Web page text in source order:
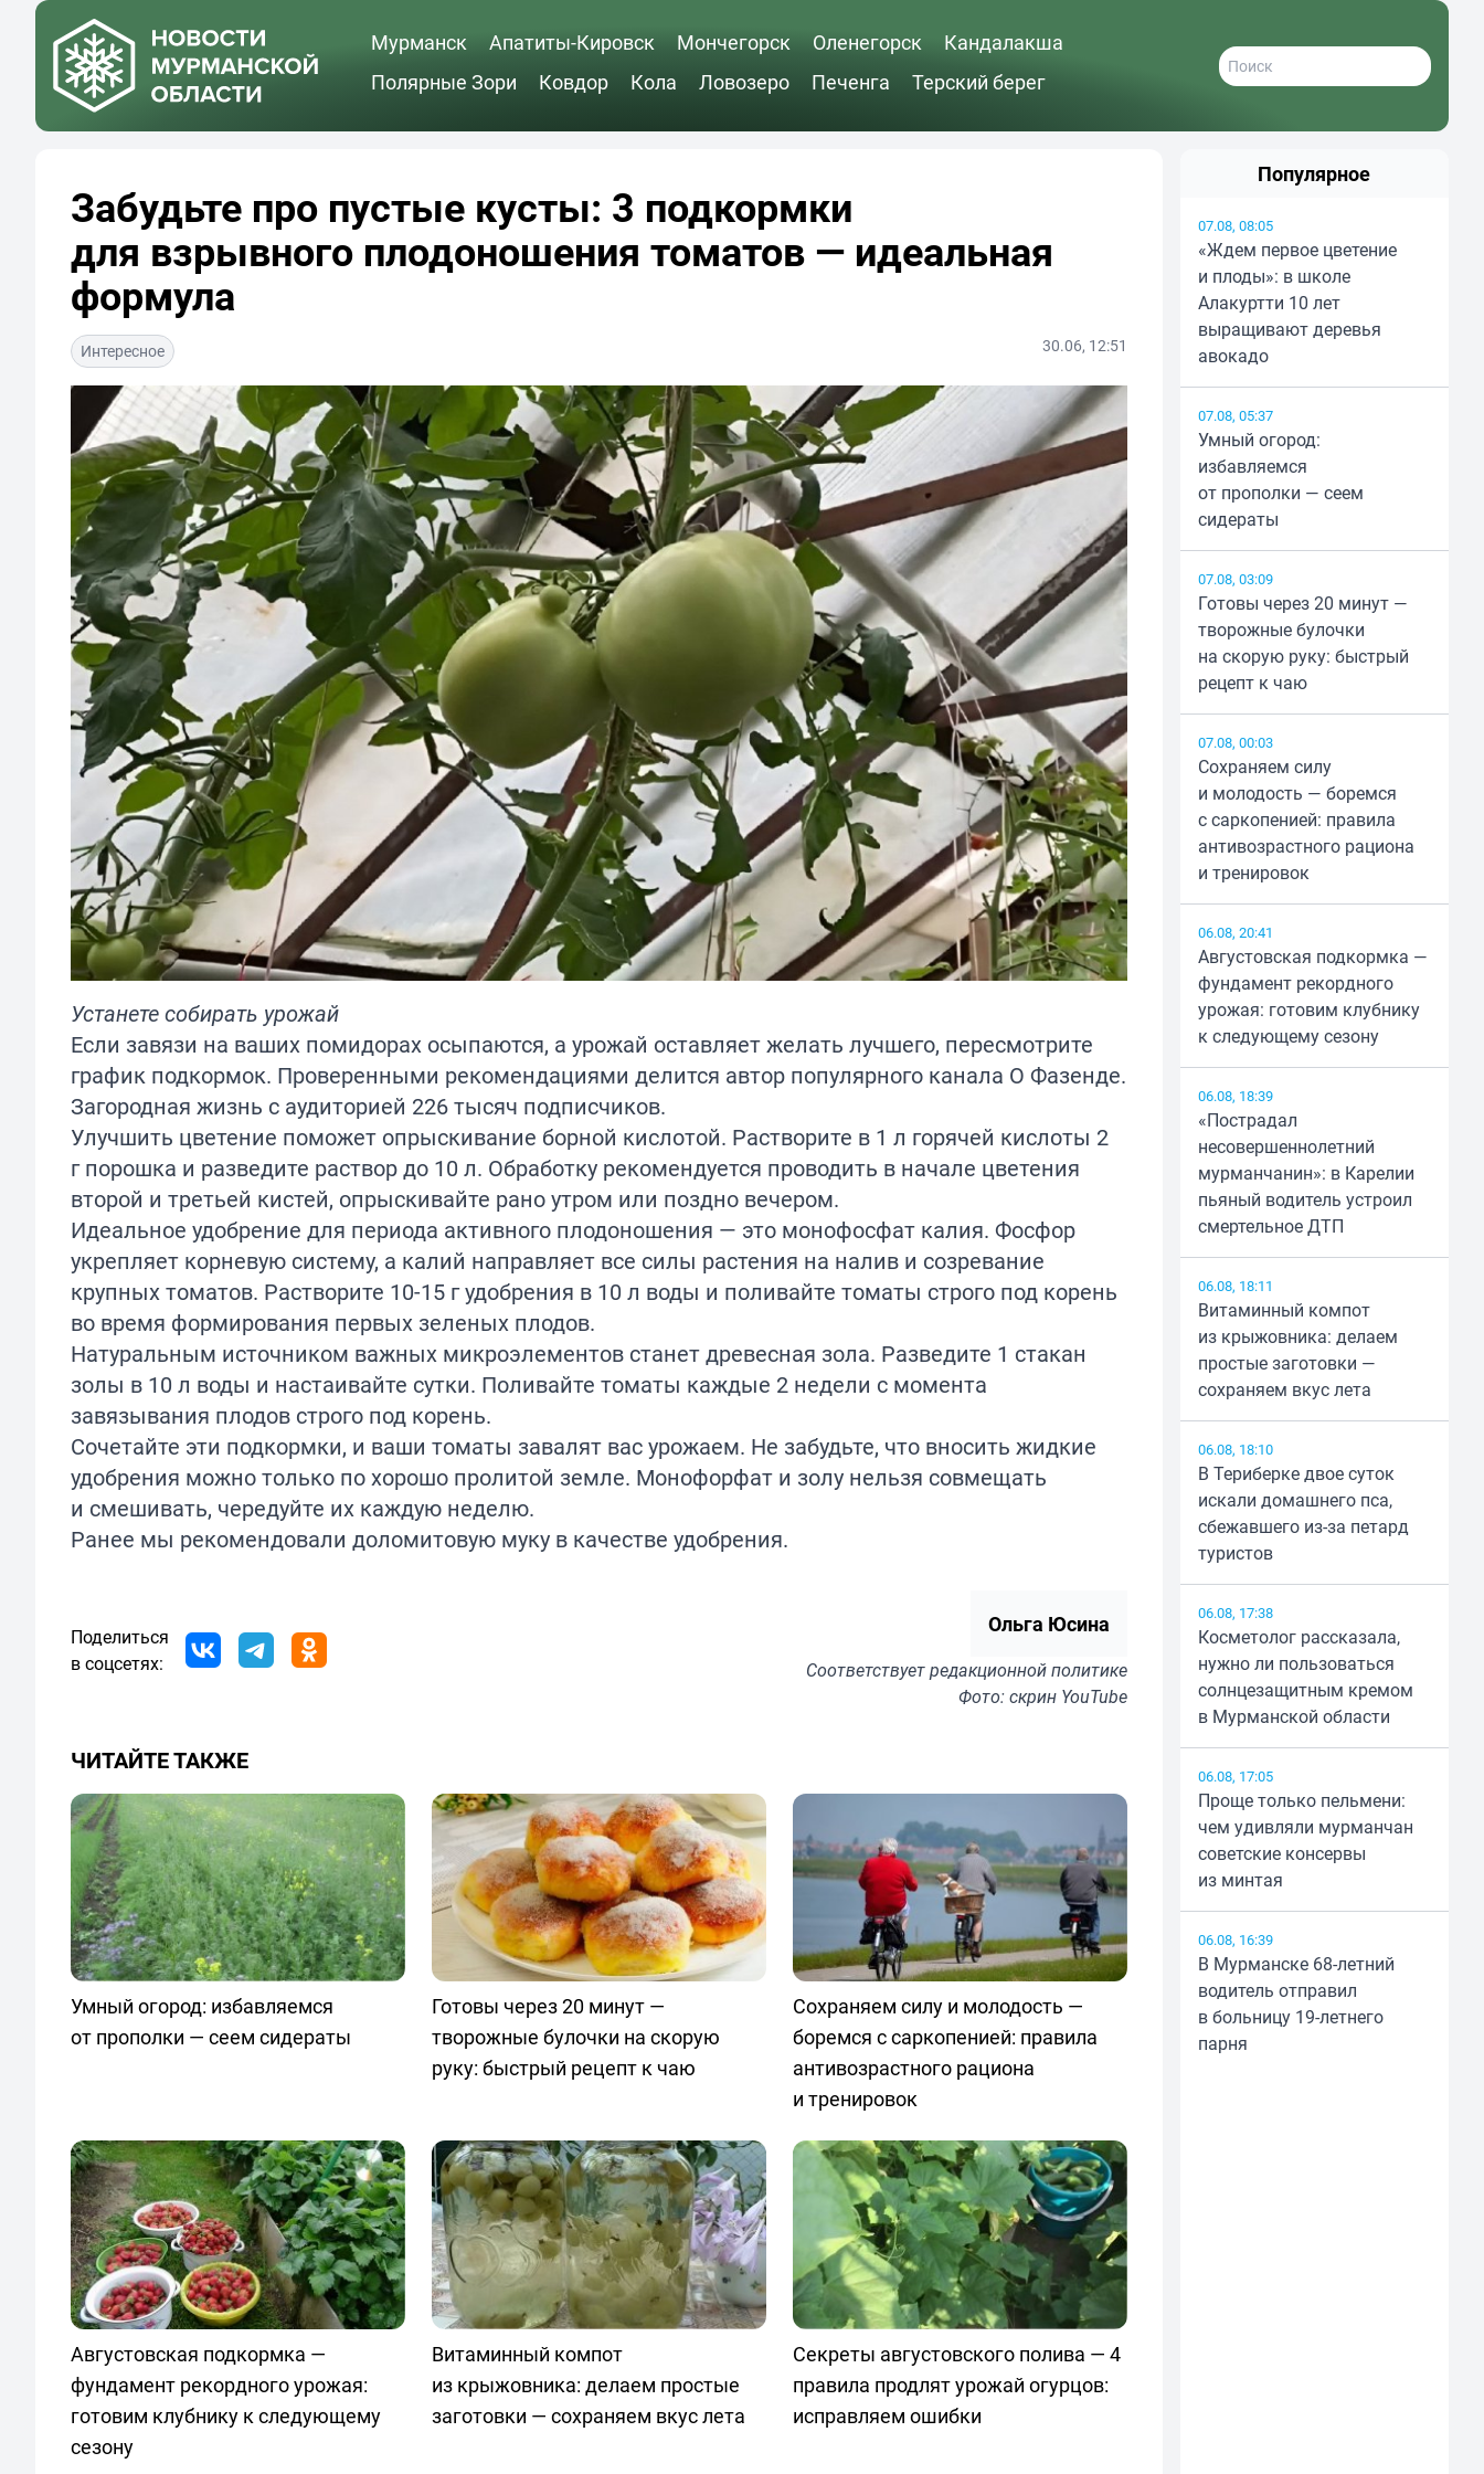
Мурманск Апатиты-Кировск Мончегорск Оленегорск
Кандалакша
Полярные Зори
Ковдор Кола Ловозеро Печенга Терский берег
Забудьте про пустые кусты: 3 подкормки
для взрывного плодоношения томатов — идеальная
формула
Интересное 30.06, 12:51
Устанете собирать урожай
Если завязи на ваших помидорах осыпаются, а урожай оставляет желать лучшего, пересмотрите
график подкормок. Проверенными рекомендациями делится автор популярного канала О Фазенде.
Загородная жизнь с аудиторией 226 тысяч подписчиков.
Улучшить цветение поможет опрыскивание борной кислотой. Растворите в 1 л горячей кислоты 2
г порошка и разведите раствор до 10 л. Обработку рекомендуется проводить в начале цветения
второй и третьей кистей, опрыскивайте рано утром или поздно вечером.
Идеальное удобрение для периода активного плодоношения — это монофосфат калия. Фосфор
укрепляет корневую систему, а калий направляет все силы растения на налив и созревание
крупных томатов. Растворите 10-15 г удобрения в 10 л воды и поливайте томаты строго под корень
во время формирования первых зеленых плодов.
Натуральным источником важных микроэлементов станет древесная зола. Разведите 1 стакан
золы в 10 л воды и настаивайте сутки. Поливайте томаты каждые 2 недели с момента
завязывания плодов строго под корень.
Сочетайте эти подкормки, и ваши томаты завалят вас урожаем. Не забудьте, что вносить жидкие
удобрения можно только по хорошо пролитой земле. Монофорфат и золу нельзя совмещать
и смешивать, чередуйте их каждую неделю.
Ранее мы рекомендовали доломитовую муку в качестве удобрения.
Поделиться
в соцсетях:
Ольга Юсина
Соответствуетредакционной политике
Фото: скрин YouTube
ЧИТАЙТЕ ТАКЖЕ
Умный огород: избавляемся
от прополки — сеем сидераты
Готовы через 20 минут —
творожные булочки на скорую
руку: быстрый рецепт к чаю
Сохраняем силу и молодость —
боремся с саркопенией: правила
антивозрастного рациона
и тренировок
Августовская подкормка —
фундамент рекордного урожая:
готовим клубнику к следующему
сезону
Витаминный компот
из крыжовника: делаем простые
заготовки — сохраняем вкус лета
Секреты августовского полива — 4
правила продлят урожай огурцов:
исправляем ошибки
Популярное
07.08, 08:05
«Ждем первое цветение
и плоды»: в школе
Алакуртти 10 лет
выращивают деревья
авокадо
07.08, 05:37
Умный огород:
избавляемся
от прополки — сеем
сидераты
07.08, 03:09
Готовы через 20 минут —
творожные булочки
на скорую руку: быстрый
рецепт к чаю
07.08, 00:03
Сохраняем силу
и молодость — боремся
с саркопенией: правила
антивозрастного рациона
и тренировок
06.08, 20:41
Августовская подкормка —
фундамент рекордного
урожая: готовим клубнику
к следующему сезону
06.08, 18:39
«Пострадал
несовершеннолетний
мурманчанин»: в Карелии
пьяный водитель устроил
смертельное ДТП
06.08, 18:11
Витаминный компот
из крыжовника: делаем
простые заготовки —
сохраняем вкус лета
06.08, 18:10
В Териберке двое суток
искали домашнего пса,
сбежавшего из-за петард
туристов
06.08, 17:38
Косметолог рассказала,
нужно ли пользоваться
солнцезащитным кремом
в Мурманской области
06.08, 17:05
Проще только пельмени:
чем удивляли мурманчан
советские консервы
из минтая
06.08, 16:39
В Мурманске 68-летний
водитель отправил
в больницу 19-летнего
парня